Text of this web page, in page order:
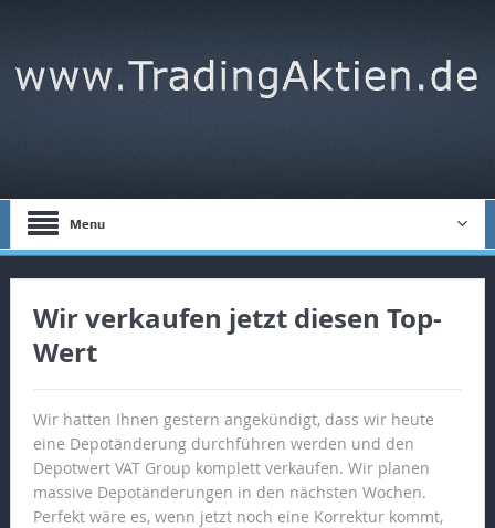
Menu
Wir verkaufen jetzt diesen Top-
Wert
Wir hatten Ihnen gestern angekündigt, dass wir heute
eine Depotänderung durchführen werden und den
Depotwert VAT Group komplett verkaufen. Wir planen
massive Depotänderungen in den nächsten Wochen.
Perfekt wäre es, wenn jetzt noch eine Korrektur kommt,